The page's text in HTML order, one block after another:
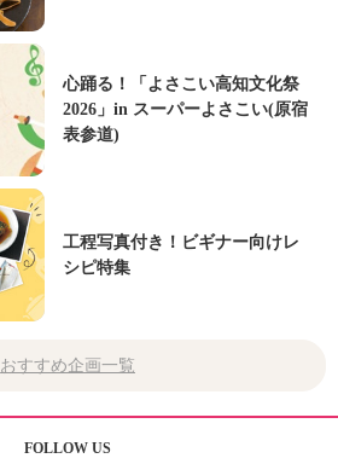
心踊る！「よさこい高知文化祭
2026」in スーパーよさこい(原宿
表参道)
工程写真付き！ビギナー向けレ
シピ特集
おすすめ企画一覧
FOLLOW US